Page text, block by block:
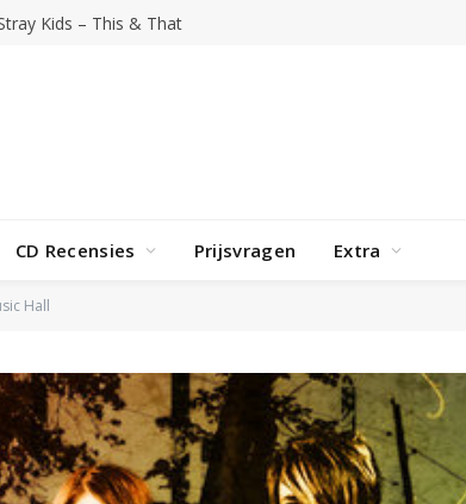
William Orbit overleden
CD Recensies Prijsvragen Extra
Hall